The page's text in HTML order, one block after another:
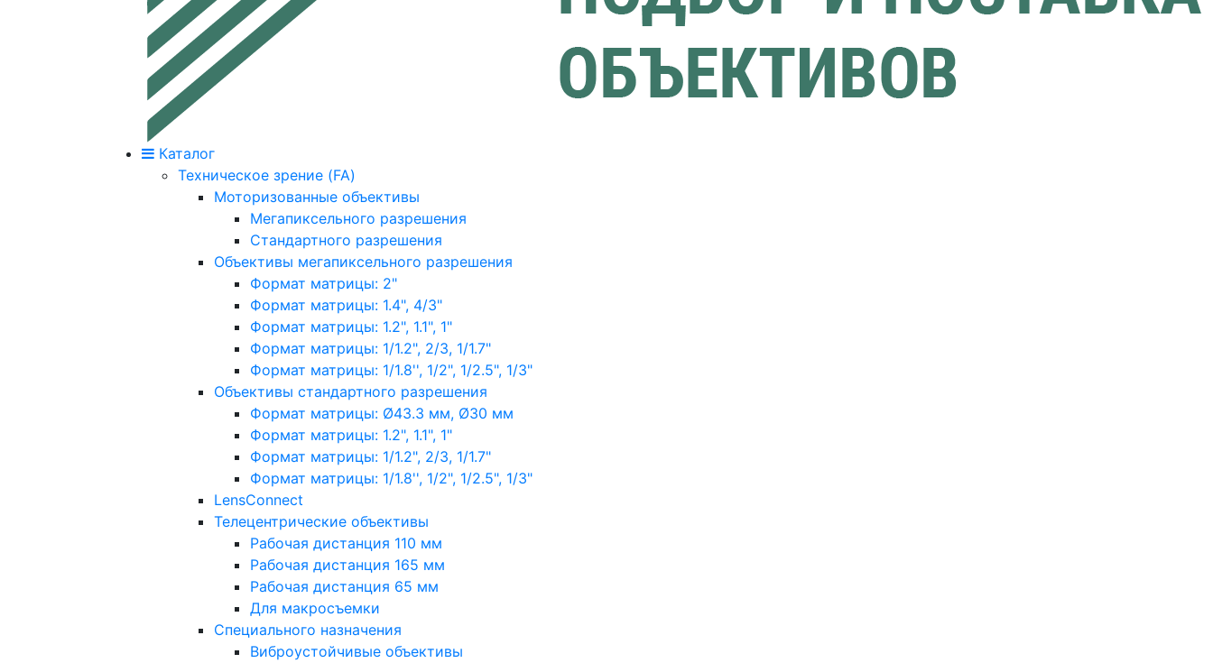
Каталог
Техническое зрение (FA)
Моторизованные объективы
Мегапиксельного разрешения
Стандартного разрешения
Объективы мегапиксельного разрешения
Формат матрицы: 2"
Формат матрицы: 1.4", 4/3"
Формат матрицы: 1.2", 1.1", 1"
Формат матрицы: 1/1.2", 2/3, 1/1.7"
Формат матрицы: 1/1.8'', 1/2", 1/2.5", 1/3"
Объективы стандартного разрешения
Формат матрицы: Ø43.3 мм, Ø30 мм
Формат матрицы: 1.2", 1.1", 1"
Формат матрицы: 1/1.2", 2/3, 1/1.7"
Формат матрицы: 1/1.8'', 1/2", 1/2.5", 1/3"
LensConnect
Телецентрические объективы
Рабочая дистанция 110 мм
Рабочая дистанция 165 мм
Рабочая дистанция 65 мм
Для макросъемки
Специального назначения
Виброустойчивые объективы